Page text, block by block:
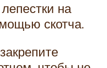
на
скотча.